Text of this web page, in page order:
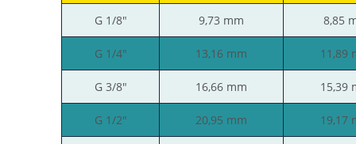
G 1/8" 9,73 mm 8,85
G 1/4" 13,16 mm 11,89
G 3/8" 16,66 mm 15,39
G 1/2" 20,95 mm 19,17